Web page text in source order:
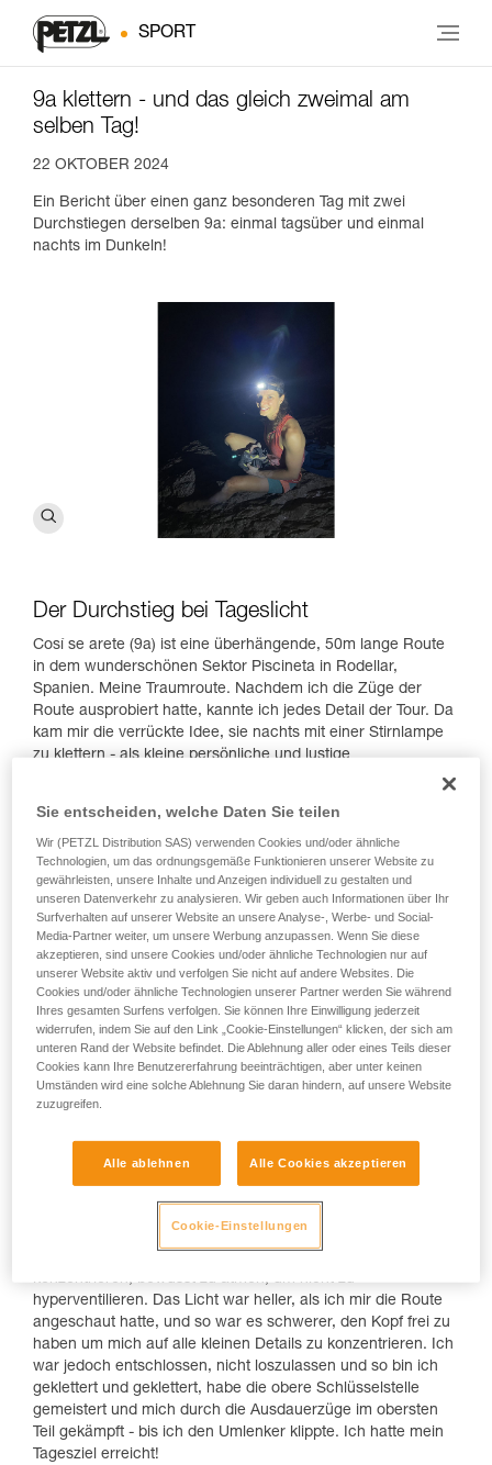
SPORT
9a klettern - und das gleich zweimal am
selben Tag!
22 OKTOBER 2024
Ein Bericht über einen ganz besonderen Tag mit zwei
Durchstiegen derselben 9a: einmal tagsüber und einmal
nachts im Dunkeln!
Der Durchstieg bei Tageslicht
Cosí se arete (9a) ist eine überhängende, 50m lange Route
in dem wunderschönen Sektor Piscineta in Rodellar,
Spanien. Meine Traumroute. Nachdem ich die Züge der
Route ausprobiert hatte, kannte ich jedes Detail der Tour. Da
kam mir die verrückte Idee, sie nachts mit einer Stirnlampe
zu klettern - als kleine persönliche und lustige
Der Durchstieg gelang mir an einem warmen, sonnigen
Samstag mit strahlend blauem Himmel. Ich habe mich
in die Route einstieg, war es noch sehr warm. Ich hatte
konzentrieren, bewusst zu atmen, um nicht zu
hyperventilieren. Das Licht war heller, als ich mir die Route
angeschaut hatte, und so war es schwerer, den Kopf frei zu
haben um mich auf alle kleinen Details zu konzentrieren. Ich
war jedoch entschlossen, nicht loszulassen und so bin ich
geklettert und geklettert, habe die obere Schlüsselstelle
gemeistert und mich durch die Ausdauerzüge im obersten
Teil gekämpft - bis ich den Umlenker klippte. Ich hatte mein
Tagesziel erreicht!
Sie entscheiden, welche Daten Sie teilen
Wir (PETZL Distribution SAS) verwenden Cookies und/oder ähnliche
Technologien, um das ordnungsgemäße Funktionieren unserer Website zu
gewährleisten, unsere Inhalte und Anzeigen individuell zu gestalten und
unseren Datenverkehr zu analysieren. Wir geben auch Informationen über Ihr
Surfverhalten auf unserer Website an unsere Analyse-, Werbe- und Social-
Media-Partner weiter, um unsere Werbung anzupassen. Wenn Sie diese
akzeptieren, sind unsere Cookies und/oder ähnliche Technologien nur auf
unserer Website aktiv und verfolgen Sie nicht auf andere Websites. Die
Cookies und/oder ähnliche Technologien unserer Partner werden Sie während
Ihres gesamten Surfens verfolgen. Sie können Ihre Einwilligung jederzeit
widerrufen, indem Sie auf den Link „Cookie-Einstellungen“ klicken, der sich am
unteren Rand der Website befindet. Die Ablehnung aller oder eines Teils dieser
Cookies kann Ihre Benutzererfahrung beeinträchtigen, aber unter keinen
Umständen wird eine solche Ablehnung Sie daran hindern, auf unsere Website
zuzugreifen.
Alle ablehnen Alle Cookies akzeptieren
Cookie-Einstellungen